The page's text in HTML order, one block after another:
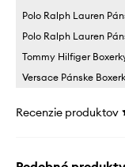
Polo Ralph Lauren
Polo Ralph Lauren
Tommy Hilfiger
Versace Pánske
Recenzie produktov